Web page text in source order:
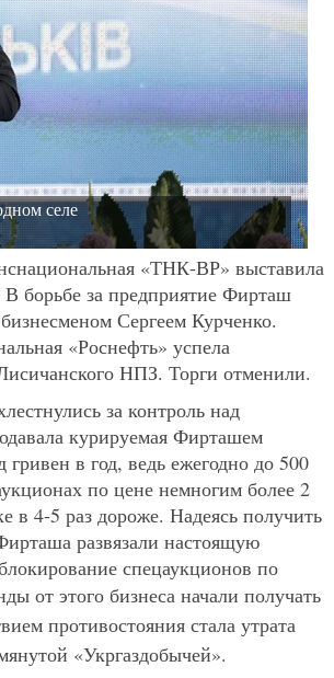
селе
«ТНК-ВР» выставила
борьбе за предприятие Фирташ
Сергеем Курченко.
«Роснефть» успела
НПЗ. Торги отменили.
за контроль над
курируемая Фирташем
в год, ведь ежегодно до 500
по цене немногим более 2
в 4-5 раз дороже. Надеясь получить
развязали настоящую
спецаукционов по
от этого бизнеса начали получать
противостояния стала утрата
«Укргаздобычей».